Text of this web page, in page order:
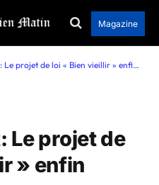
Magazine
projet de loi « Bien vieillir » enfin adopté
Le projet de
» enfin